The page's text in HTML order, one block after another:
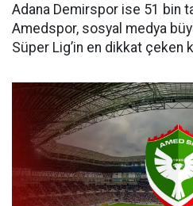
Adana Demirspor ise 51 bin
Amedspor, sosyal medya
Süper Lig’in en dikkat çeken